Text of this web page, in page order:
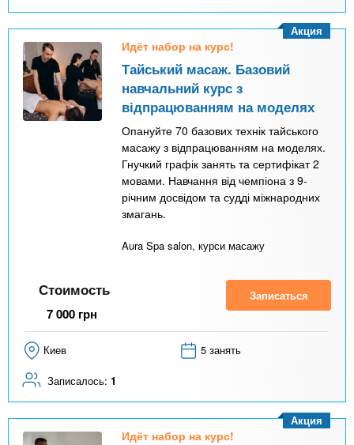
Идёт набор на курс!
Тайський масаж. Базовий
навчальний курс з
відпрацюванням на моделях
Опануйте 70 базових технік тайського
масажу з відпрацюванням на моделях.
Гнучкий графік занять та сертифікат 2
мовами. Навчання від чемпіона з 9-
річним досвідом та судді міжнародних
змагань.
Aura Spa salon, курси масажу
Акция
Стоимость
7 000 грн
Записаться
Киев 5 занять
Записалось: 1
Идёт набор на курс!
Акция